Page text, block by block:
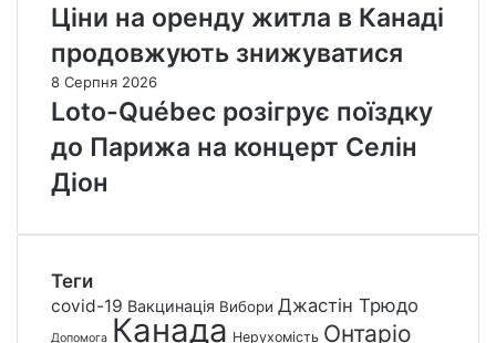
Ціни на оренду житла в Канаді
продовжують знижуватися
8 Серпня 2026
Loto-Québec розігрує поїздку
до Парижа на концерт Селін
Діон
Теги
covid-19 Вакцинація Вибори Джастін Трюдо
Допомога Канада Нерухомість Онтаріо